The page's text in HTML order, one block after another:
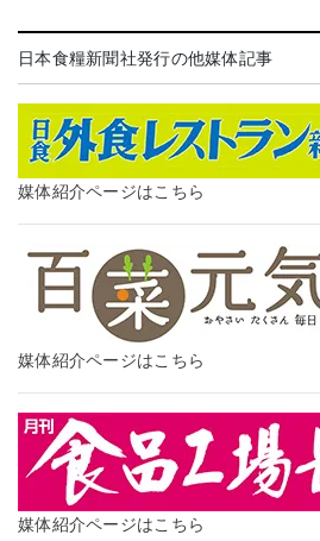
日本食糧新聞社発行の他媒体記事
媒体紹介ページはこちら
媒体紹介ページはこちら
媒体紹介ページはこちら